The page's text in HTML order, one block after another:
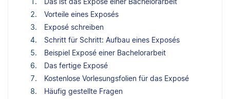
Vorteile eines Exposés
Exposé schreiben
Schritt für Schritt: Aufbau eines Exposés
Beispiel Exposé einer Bachelorarbeit
Das fertige Exposé
Kostenlose Vorlesungsfolien für das Exposé
Häufig gestellte Fragen